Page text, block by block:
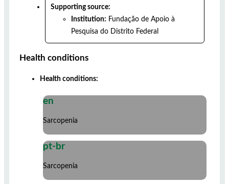
Supporting source:
Institution: Fundação de Apoio à
Pesquisa do Distrito Federal
Health conditions
Health conditions:
en
Sarcopenia
pt-br
Sarcopenia